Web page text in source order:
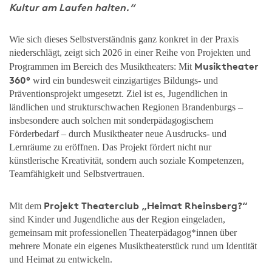
Kultur am Laufen halten.“
Wie sich dieses Selbstverständnis ganz konkret in der Praxis
niederschlägt, zeigt sich 2026 in einer Reihe von Projekten und
Programmen im Bereich des Musiktheaters: Mit Musiktheater
360° wird ein bundesweit einzigartiges Bildungs- und
Präventionsprojekt umgesetzt. Ziel ist es, Jugendlichen in
ländlichen und strukturschwachen Regionen Brandenburgs –
insbesondere auch solchen mit sonderpädagogischem
Förderbedarf – durch Musiktheater neue Ausdrucks- und
Lernräume zu eröffnen. Das Projekt fördert nicht nur
künstlerische Kreativität, sondern auch soziale Kompetenzen,
Teamfähigkeit und Selbstvertrauen.
Mit dem Projekt Theaterclub „Heimat Rheinsberg?“
sind Kinder und Jugendliche aus der Region eingeladen,
gemeinsam mit professionellen Theaterpädagog*innen über
mehrere Monate ein eigenes Musiktheaterstück rund um Identität
und Heimat zu entwickeln.